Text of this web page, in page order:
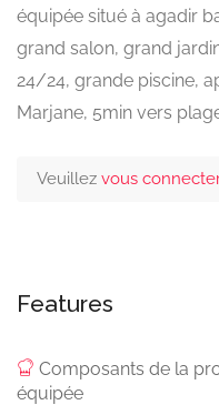
équipée situé à agadir
grand salon, grand
24/24, grande piscine,
Marjane, 5min vers
Veuillez vous
Features
Composants de la
équipée